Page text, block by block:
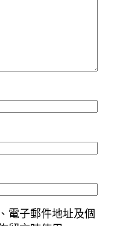
電子郵件地址及個